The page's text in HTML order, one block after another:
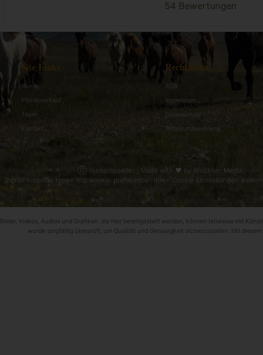
54 Bewertungen
Site Links
Home
Pferdeverkauf
Team
Kontakt
Rechtliches
AGB
Impressum
Datenschutz
Widerrufsbelehrung
Ⓒ thehorseseller | Made with ❤ by Brückner Media
[borlabs-cookie type=”btn-cookie-preference” title=”Cookie Einstellungen
Bilder, Videos, Audios und Grafiken, die hier bereitgestellt werden, können teilweise mit
wurde sorgfältig überprüft, um Qualität und Genauigkeit sicherzustellen. Mit